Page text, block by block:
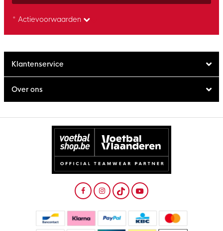
* Actievoorwaarden
Klantenservice
Over ons